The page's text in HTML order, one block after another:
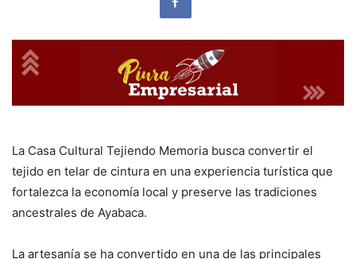
La Casa Cultural Tejiendo Memoria busca convertir el
tejido en telar de cintura en una experiencia turística que
fortalezca la economía local y preserve las tradiciones
ancestrales de Ayabaca.
La artesanía se ha convertido en una de las principales